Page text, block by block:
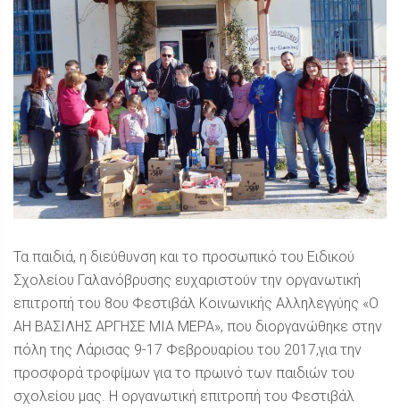
Τα παιδιά, η διεύθυνση και το προσωπικό του Ειδικού
Σχολείου Γαλανόβρυσης ευχαριστούν την οργανωτική
επιτροπή του 8ου Φεστιβάλ Κοινωνικής Αλληλεγγύης «Ο
ΑΗ ΒΑΣΙΛΗΣ ΑΡΓΗΣΕ ΜΙΑ ΜΕΡΑ», που διοργανώθηκε στην
πόλη της Λάρισας 9-17 Φεβρουαρίου του 2017,για την
προσφορά τροφίμων για το πρωινό των παιδιών του
σχολείου μας. Η οργανωτική επιτροπή του Φεστιβάλ